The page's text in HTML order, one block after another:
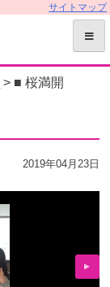
サイトマップ
> ■ 桜満開
2019年04月23日